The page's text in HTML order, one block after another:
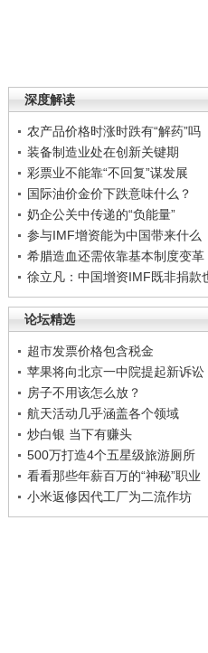
深度解读
农产品价格时涨时跌有“解药”吗
装备制造业处在创新关键期
彩票业不能靠“不回复”谋发展
国际油价金价下跌意味什么？
奶企公关中传递的“负能量”
参与IMF增资能为中国带来什么
希腊造血还需依靠基本制度变革
徐立凡：中国增资IMF既非捐款
论坛精选
超市发票价格包含税金
苹果将向北京一中院提起新诉讼
房子不用该怎么放？
航天活动几乎涵盖各个领域
炒白银 当下有赚头
500万打造4个五星级旅游厕所
看看那些年薪百万的“神秘”职业
小米返修因代工厂为二流作坊